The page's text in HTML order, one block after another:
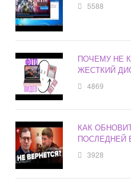
5588
ПОЧЕМУ НЕ
ЖЕСТКИЙ
4869
КАК
ПОСЛЕДНЕЙ
3928